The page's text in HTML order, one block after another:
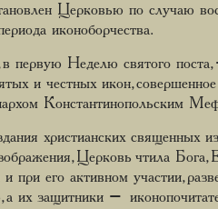
Церковью по случаю
иконоборчества.
первую Неделю святого
и честных икон,
Константинопольским
христианских священных
Церковь чтила Бога,
при его активном участии,
а их защитники –